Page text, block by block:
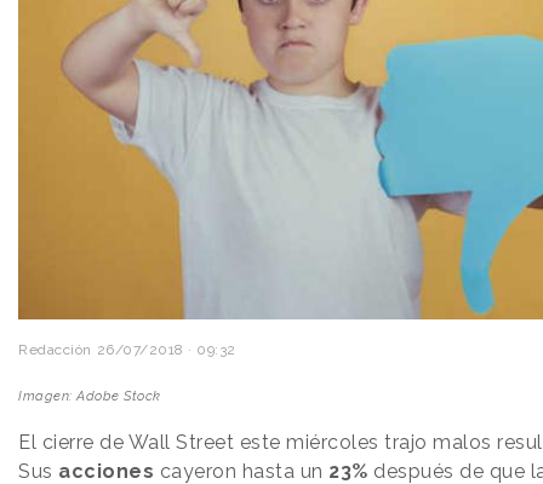
Redacción 26/07/2018 · 09:32
Imagen: Adobe Stock
El cierre de Wall Street este miércoles trajo malos
Sus acciones cayeron hasta un 23% después de que